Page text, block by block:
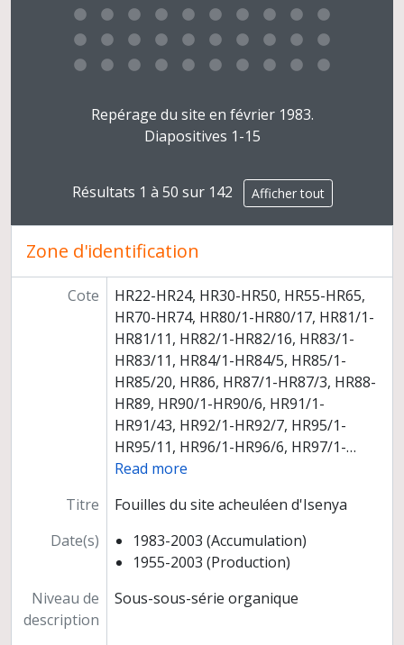
Repérage du site en février 1983.
Diapositives 1-15
Résultats 1 à 50 sur 142 Afficher tout
Zone d'identification
Cote
HR22-HR24, HR30-HR50, HR55-HR65,
HR70-HR74, HR80/1-HR80/17, HR81/1-
HR81/11, HR82/1-HR82/16, HR83/1-
HR83/11, HR84/1-HR84/5, HR85/1-
HR85/20, HR86, HR87/1-HR87/3, HR88-
HR89, HR90/1-HR90/6, HR91/1-
HR91/43, HR92/1-HR92/7, HR95/1-
HR95/11, HR96/1-HR96/6, HR97/1-…
Read more
Titre
Fouilles du site acheuléen d'Isenya
Date(s)
1983-2003 (Accumulation)
1955-2003 (Production)
Niveau de
description
Sous-sous-série organique